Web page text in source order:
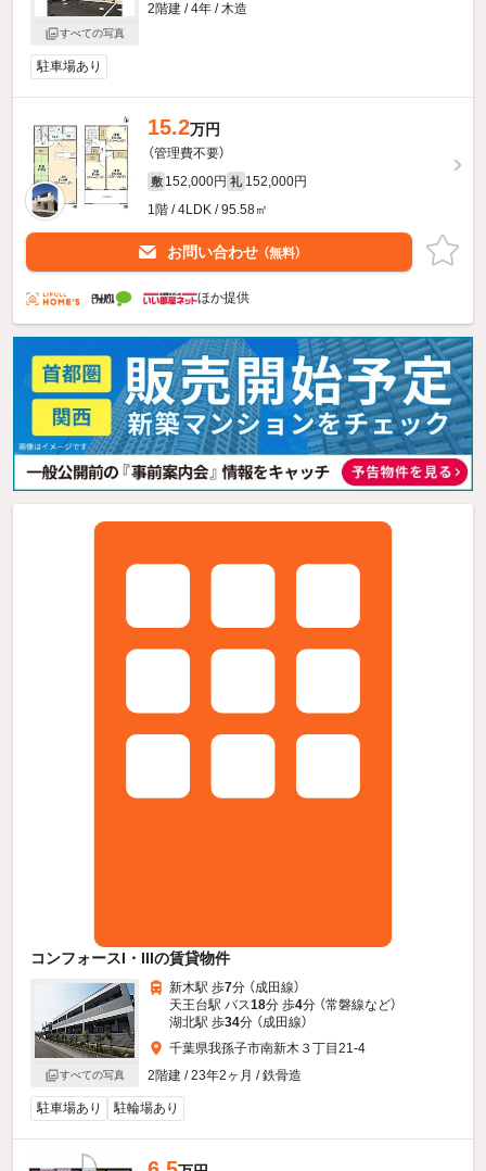
すべての写真
2階建 / 4年 / 木造
駐車場あり
15.2万円
（管理費不要）
敷 152,000円 礼 152,000円
1階 / 4LDK / 95.58㎡
お問い合わせ （無料）
ほか提供
コンフォースI・IIIの賃貸物件
すべての写真
新木駅 歩7分 （成田線）
天王台駅 バス18分 歩4分 （常磐線など）
湖北駅 歩34分 （成田線）
千葉県我孫子市南新木３丁目21-4
2階建 / 23年2ヶ月 / 鉄骨造
駐車場あり 駐輪場あり